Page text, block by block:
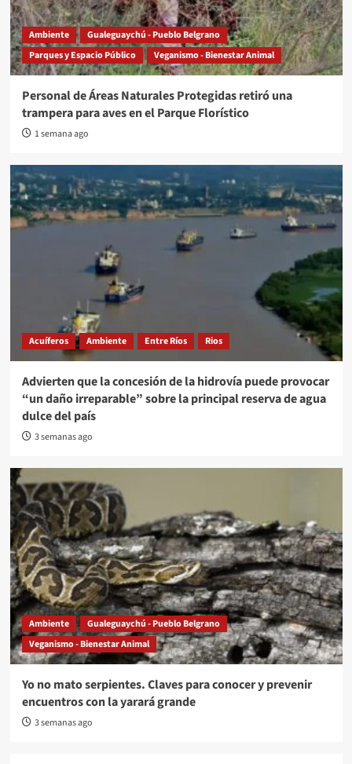
Ambiente
Gualeguaychú - Pueblo Belgrano
Parques y Espacio Público
Veganismo - Bienestar Animal
Personal de Áreas Naturales Protegidas retiró una
trampera para aves en el Parque Florístico
1 semana ago
Acuíferos Ambiente Entre Ríos Rios
Advierten que la concesión de la hidrovía puede provocar
“un daño irreparable” sobre la principal reserva de agua
dulce del país
3 semanas ago
Ambiente
Gualeguaychú - Pueblo Belgrano
Veganismo - Bienestar Animal
Yo no mato serpientes. Claves para conocer y prevenir
encuentros con la yarará grande
3 semanas ago